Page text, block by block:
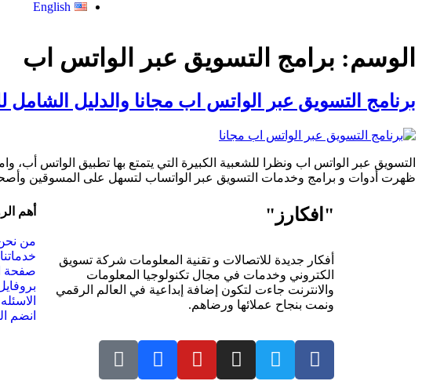
English
الوسم: برامج التسويق عبر الواتس اب
برنامج التسويق عبر الواتس اب مجانا والدليل
التسويق عبر الواتس اب ونظرا للشعبية الكبيرة التي يتمتع بها تطبيق الواتس أب،
ظهرت أدوات و برامج وخدمات التسويق عبر الواتساب لتسهل على المسوقين
"افكارز"
أفكار جديدة للاتصالات و تقنية المعلومات شركة تسويق
الكتروني وخدمات في مجال تكنولوجيا المعلومات
والانترنت جاءت لتكون إضافة إبداعية في العالم الرقمي
ونمت بنجاح عملائها ورضاهم.
أهم
من
خدماتنا
صفحة
انضم